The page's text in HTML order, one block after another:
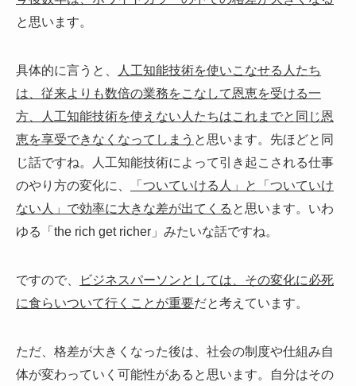
と思います。
具体的に言うと、
人工知能技術を使いこなせる人たち
は、従来よりも数倍の業務をこなして恩恵を受ける一
方、人工知能技術を使えない人たちはこれまでと同じ恩
恵を享受できなくなってしまう と思います。先ほどと同
じ話ですね。人工知能技術によって引き起こされる仕事
のやり方の変化に、
「ついていける人」と「ついていけ
ない人」で効率に大きな差が出てくる と思います。いわ
ゆる「the rich get richer」みたいな話ですね。
ですので、
ビジネスパーソンとしては、その変化に必死
に食らいついて行くことが重要だと考えています。
ただ、格差が大きくなった後は、社会の制度や仕組み自
体が変わっていく可能性があると思います。自分はその